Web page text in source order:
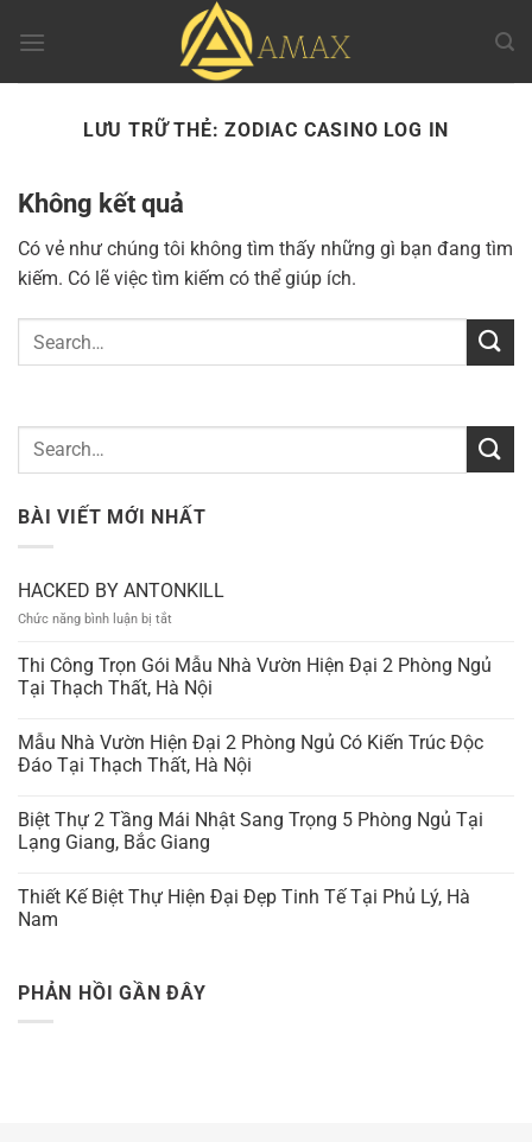
đến
LƯU TRỮ THẺ:ZODIAC CASINO LOG IN
Không kết quả
Có vẻ như chúng tôi không tìm thấy những gì bạn đang tìm
kiếm. Có lẽ việc tìm kiếm có thể giúp ích.
BÀI VIẾT MỚI NHẤT
HACKED BY ANTONKILL
Chức năng bình luận bị tắt
BY
ANTONKILL
Thi Công Trọn Gói Mẫu Nhà Vườn Hiện Đại 2 Phòng Ngủ
Tại Thạch Thất, Hà Nội
Mẫu Nhà Vườn Hiện Đại 2 Phòng Ngủ Có Kiến Trúc Độc
Đáo Tại Thạch Thất, Hà Nội
Biệt Thự 2 Tầng Mái Nhật Sang Trọng 5 Phòng Ngủ Tại
Lạng Giang, Bắc Giang
Thiết Kế Biệt Thự Hiện Đại Đẹp Tinh Tế Tại Phủ Lý, Hà
Nam
PHẢN HỒI GẦN ĐÂY